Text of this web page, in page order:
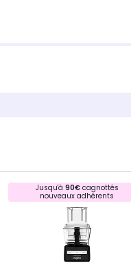
Jusqu'à 90€cagnottés
nouveaux adhérents